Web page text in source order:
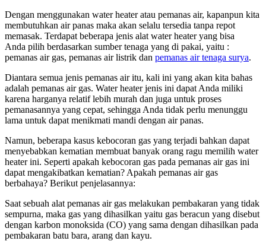
Dengan menggunakan water heater atau pemanas air, kapanpun kita
membutuhkan air panas maka akan selalu tersedia tanpa repot
memasak. Terdapat beberapa jenis alat water heater yang bisa
Anda pilih berdasarkan sumber tenaga yang di pakai, yaitu :
pemanas air gas, pemanas air listrik dan pemanas air tenaga surya.
Diantara semua jenis pemanas air itu, kali ini yang akan kita bahas
adalah pemanas air gas. Water heater jenis ini dapat Anda miliki
karena harganya relatif lebih murah dan juga untuk proses
pemanasannya yang cepat, sehingga Anda tidak perlu menunggu
lama untuk dapat menikmati mandi dengan air panas.
Namun, beberapa kasus kebocoran gas yang terjadi bahkan dapat
menyebabkan kematian membuat banyak orang ragu memilih water
heater ini. Seperti apakah kebocoran gas pada pemanas air gas ini
dapat mengakibatkan kematian? Apakah pemanas air gas
berbahaya? Berikut penjelasannya:
Saat sebuah alat pemanas air gas melakukan pembakaran yang tidak
sempurna, maka gas yang dihasilkan yaitu gas beracun yang disebut
dengan karbon monoksida (CO) yang sama dengan dihasilkan pada
pembakaran batu bara, arang dan kayu.